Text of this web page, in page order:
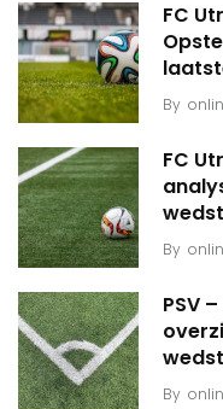
FC
By
FC
By
PSV
By